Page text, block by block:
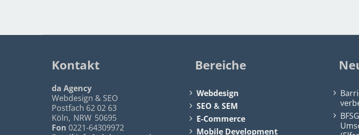
Kontakt
da Agency
Webdesign & SEO
Postfach 62 02 63
Köln, NRW 50695
Fon 0221-64309972
Bereiche
Webdesign
SEO &SEM
E-Commerce
Mobile Development